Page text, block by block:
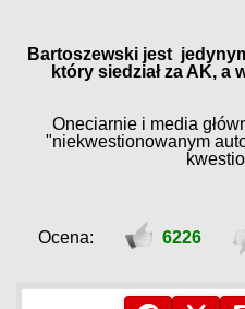
Bartoszewski jest
który siedział za AK, a
Oneciarnie i media
"niekwestionowanym
Ocena: 6226